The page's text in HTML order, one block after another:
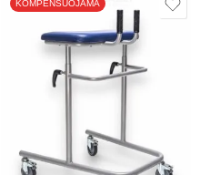
KOMPENSUOJAMA